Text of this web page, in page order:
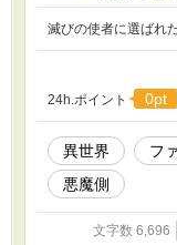
滅びの使者に選ばれ
24h.ポイント 0pt
異世界 フ
悪魔側
文字数 6,696